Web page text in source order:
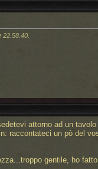
22.58.40.
attorno ad un
raccontateci un pò del
gentile, ho